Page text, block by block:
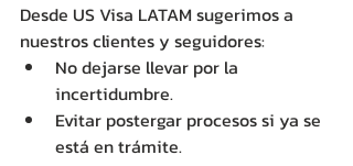
Desde US Visa LATAM sugerimos a
nuestros clientes y seguidores:
No dejarse llevar por la
incertidumbre.
Evitar postergar procesos si ya se
está en trámite.